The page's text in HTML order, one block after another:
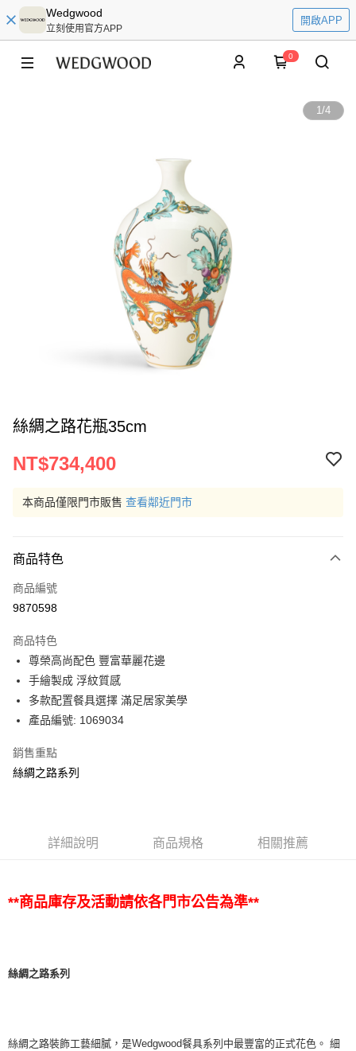
Wedgwood
立刻使用官方APP
開啟APP
0
1/4
絲綢之路花瓶35cm
NT$734,400
本商品僅限門市販售 查看鄰近門市
商品特色
商品編號
9870598
商品特色
尊榮高尚配色 豐富華麗花邊
手繪製成 浮紋質感
多款配置餐具選擇 滿足居家美學
產品編號: 1069034
銷售重點
絲綢之路系列
詳細說明 商品規格 相關推薦
**商品庫存及活動請依各門市公告為準**
絲綢之路系列
絲綢之路裝飾工藝細膩，是Wedgwood餐具系列中最豐富的正式花色。 細